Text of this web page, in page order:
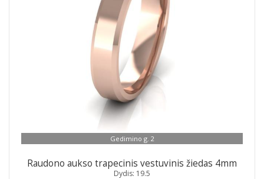
Gedimino g. 2
Raudono aukso trapecinis vestuvinis žiedas 4mm
Dydis: 19.5